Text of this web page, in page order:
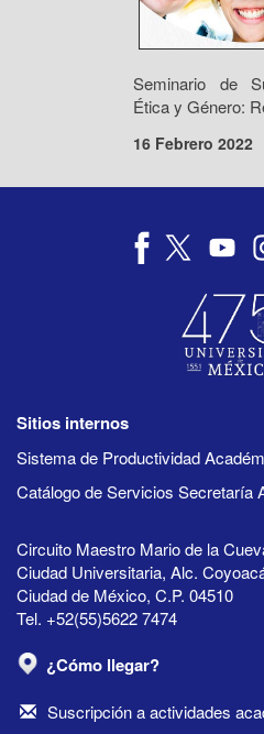
Seminario de
Ética y Género:
16 Febrero 2022
Sitios internos
Sistema de Productividad
Catálogo de Servicios Secretaría
Circuito Maestro Mario de la
Ciudad Universitaria, Alc.
Ciudad de México, C.P. 04510
Tel. +52(55)5622 7474
¿Cómo llegar?
Suscripción a actividades